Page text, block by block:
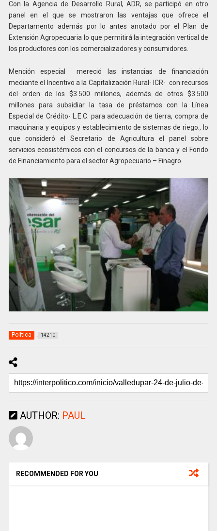
Con la Agencia de Desarrollo Rural, ADR, se participó en otro
panel en el que se mostraron las ventajas que ofrece el
Departamento además por lo antes anotado por el Plan de
Extensión Agropecuaria lo que permitirá la integración vertical de
los productores con los comercializadores y consumidores.
Mención especial mereció las instancias de financiación
mediante el Incentivo a la Capitalización Rural- ICR- con recursos
del orden de los $3.500 millones, además de otros $3.500
millones para subsidiar la tasa de préstamos con la Línea
Especial de Crédito- L.E.C. para adecuación de tierra, compra de
maquinaria y equipos y establecimiento de sistemas de riego., lo
que consideró el Secretario de Agricultura el panel sobre
servicios ecosistémicos con el concursos de la banca y el Fondo
de Financiamiento para el sector Agropecuario – Finagro.
Politica 14210
AUTHOR: PAUL
RECOMMENDED FOR YOU